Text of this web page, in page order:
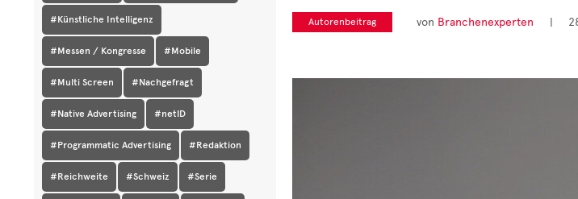
#Künstliche Intelligenz
#Messen / Kongresse #Mobile
#Multi Screen #Nachgefragt
#Native Advertising #netID
#Programmatic Advertising #Redaktion
#Reichweite #Schweiz #Serie
Autorenbeitrag von Branchenexperten |